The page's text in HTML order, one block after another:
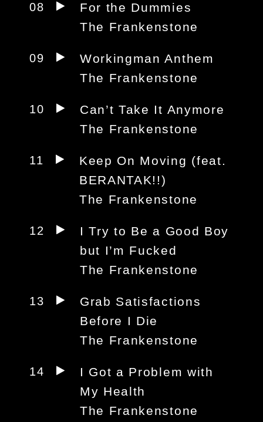
08
For the Dummies
The Frankenstone
09
Workingman Anthem
The Frankenstone
10
Can’t Take It Anymore
The Frankenstone
11
Keep On Moving (feat.
BERANTAK!!)
The Frankenstone
12
I Try to Be a Good Boy
but I’m Fucked
The Frankenstone
13
Grab Satisfactions
Before I Die
The Frankenstone
14
I Got a Problem with
My Health
The Frankenstone